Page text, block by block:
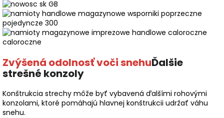
Zvýšená odolnosť voči snehuĎalšie
strešné konzoly
Konštrukcia strechy môže byť vybavená ďalšími rohovými
konzolami, ktoré pomáhajú hlavnej konštrukcii udržať váhu
snehu.